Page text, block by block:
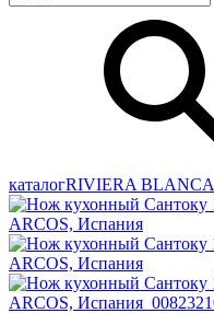
каталогRIVIERA BLANCA